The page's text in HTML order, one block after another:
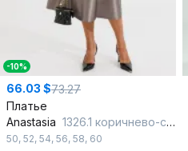
-10%
66.03 $73.27
Платье
Anastasia 1326.1 коричнево-серый
50, 52, 54, 56, 58, 60